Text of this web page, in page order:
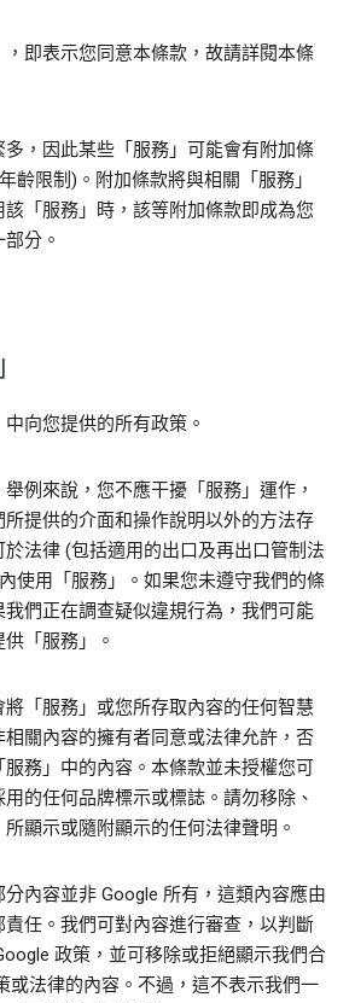
，即表示您同意本條款，故請詳閱本條
，因此某些「服務」可能會有附加條
齡限制)。附加條款將與相關「服務」
「服務」時，該等附加條款即成為您
分。
向您提供的所有政策。
例來說，您不應干擾「服務」運作，
提供的介面和操作說明以外的方法存
法律 (包括適用的出口及再出口管制法
使用「服務」。如果您未遵守我們的條
們正在調查疑似違規行為，我們可能
「服務」。
「服務」或您所存取內容的任何智慧
關內容的擁有者同意或法律允許，否
務」中的內容。本條款並未授權您可
的任何品牌標示或標誌。請勿移除、
顯示或隨附顯示的任何法律聲明。
分內容並非 Google 所有，這類內容應由
任。我們可對內容進行審查，以判斷
政策，並可移除或拒絕顯示我們合
或法律的內容。不過，這不表示我們一